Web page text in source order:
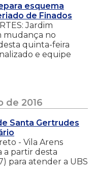
esquema
de Finados
Jardim
mudança no
quinta-feira
e equipe
de 2016
Santa Gertrudes
- Vila Arens
a partir desta
para atender a UBS